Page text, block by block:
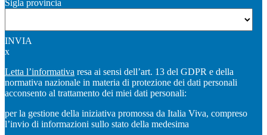
Sigla provincia
INVIA
x
Letta l’informativa resa ai sensi dell’art. 13 del GDPR e della
normativa nazionale in materia di protezione dei dati personali
acconsento al trattamento dei miei dati personali:
per la gestione della iniziativa promossa da Italia Viva, compreso
l’invio di informazioni sullo stato della medesima